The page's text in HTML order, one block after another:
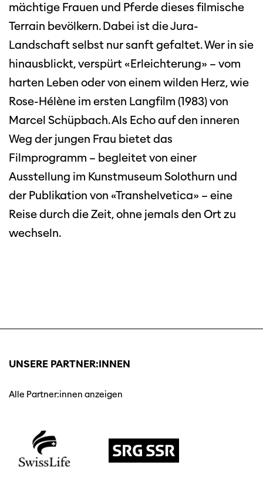
mächtige Frauen und Pferde dieses filmische
Terrain bevölkern. Dabei ist die Jura-
Landschaft selbst nur sanft gefaltet. Wer in sie
hinausblickt, verspürt «Erleichterung» – vom
harten Leben oder von einem wilden Herz, wie
Rose-Hélène im ersten Langfilm (1983) von
Marcel Schüpbach. Als Echo auf den inneren
Weg der jungen Frau bietet das
Filmprogramm – begleitet von einer
Ausstellung im Kunstmuseum Solothurn und
der Publikation von «Transhelvetica» – eine
Reise durch die Zeit, ohne jemals den Ort zu
wechseln.
UNSERE PARTNER:INNEN
Alle Partner:innen anzeigen